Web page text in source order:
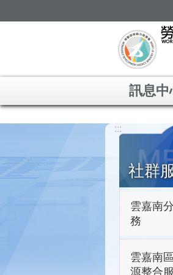
訊息中
:::
社群
雲嘉南
務
雲嘉南
源整合